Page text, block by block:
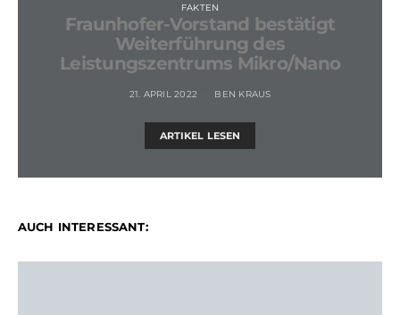
FAKTEN
Fraunhofer-Vorstand bestätigt
Weiterführung des
Leistungszentrums Mikro/Nano
21. APRIL 2022 BEN KRAUS
ARTIKEL LESEN
AUCH INTERESSANT: